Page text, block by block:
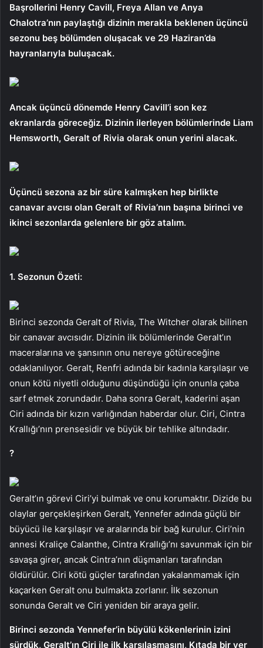
Başrollerini Henry Cavill, Freya Allan ve Anya
Chalotra’nın paylaştığı dizinin merakla beklenen üçüncü
sezonu beş bölümden oluşacak ve 29 Haziran’da
hayranlarıyla buluşacak.
Ancak üçüncü dönemde Henry Cavill’i son kez
ekranlarda göreceğiz. Dizinin ilerleyen bölümlerinde Liam
Hemsworth, Geralt of Rivia olarak onun yerini alacak.
Üçüncü sezona az bir süre kalmışken hep birlikte
canavar avcısı olan Geralt of Rivia’nın başına birinci ve
ikinci sezonlarda gelenlere bir göz atalım.
1. Sezonun Özeti:
Birinci sezonda Geralt of Rivia, The Witcher olarak bilinen
bir canavar avcısıdır. Dizinin ilk bölümlerinde Geralt’ın
maceralarına ve şansının onu nereye götüreceğine
odaklanılıyor. Geralt, Renfri adında bir kadınla karşılaşır ve
onun kötü niyetli olduğunu düşündüğü için onunla çaba
sarf etmek zorundadır. Daha sonra Geralt, kaderini aşan
Ciri adında bir kızın varlığından haberdar olur. Ciri, Cintra
Krallığı’nın prensesidir ve büyük bir tehlike altındadır.
?
Geralt’ın görevi Ciri’yi bulmak ve onu korumaktır. Dizide bu
olaylar gerçekleşirken Geralt, Yennefer adında güçlü bir
büyücü ile karşılaşır ve aralarında bir bağ kurulur. Ciri’nin
annesi Kraliçe Calanthe, Cintra Krallığı’nı savunmak için bir
savaşa girer, ancak Cintra’nın düşmanları tarafından
öldürülür. Ciri kötü güçler tarafından yakalanmamak için
kaçarken Geralt onu bulmakta zorlanır. İlk sezonun
sonunda Geralt ve Ciri yeniden bir araya gelir.
Birinci sezonda Yennefer’in büyülü kökenlerinin izini
sürdük, Geralt’ın Ciri ile ilk karşılaşmasını, Kıtada bir yer